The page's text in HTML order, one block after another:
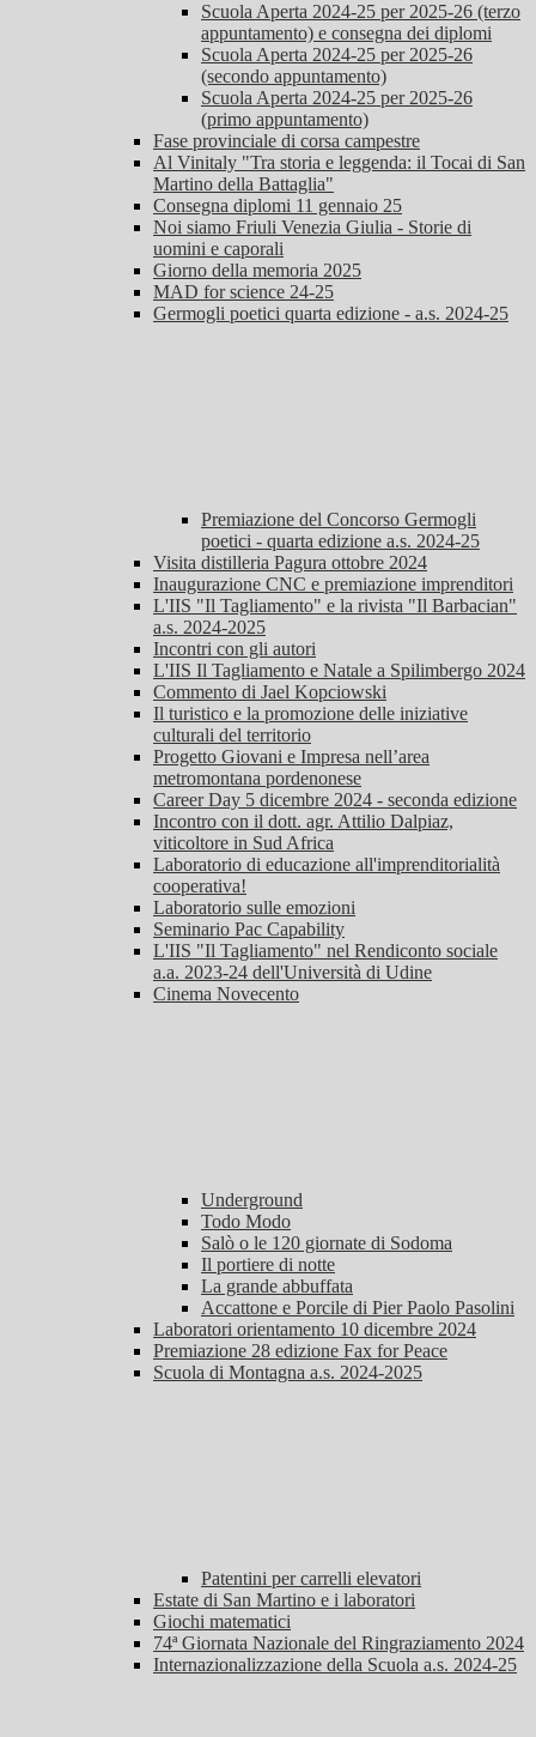
Scuola Aperta 2024-25 per 2025-26 (terzo
appuntamento) e consegna dei diplomi
Scuola Aperta 2024-25 per 2025-26
(secondo appuntamento)
Scuola Aperta 2024-25 per 2025-26
(primo appuntamento)
Fase provinciale di corsa campestre
Al Vinitaly "Tra storia e leggenda: il Tocai di San
Martino della Battaglia"
Consegna diplomi 11 gennaio 25
Noi siamo Friuli Venezia Giulia - Storie di
uomini e caporali
Giorno della memoria 2025
MAD for science 24-25
Germogli poetici quarta edizione - a.s. 2024-25
Premiazione del Concorso Germogli
poetici - quarta edizione a.s. 2024-25
Visita distilleria Pagura ottobre 2024
Inaugurazione CNC e premiazione imprenditori
L'IIS "Il Tagliamento" e la rivista "Il Barbacian"
a.s. 2024-2025
Incontri con gli autori
L'IIS Il Tagliamento e Natale a Spilimbergo 2024
Commento di Jael Kopciowski
Il turistico e la promozione delle iniziative
culturali del territorio
Progetto Giovani e Impresa nell’area
metromontana pordenonese
Career Day 5 dicembre 2024 - seconda edizione
Incontro con il dott. agr. Attilio Dalpiaz,
viticoltore in Sud Africa
Laboratorio di educazione all'imprenditorialità
cooperativa!
Laboratorio sulle emozioni
Seminario Pac Capability
L'IIS "Il Tagliamento" nel Rendiconto sociale
a.a. 2023-24 dell'Università di Udine
Cinema Novecento
Underground
Todo Modo
Salò o le 120 giornate di Sodoma
Il portiere di notte
La grande abbuffata
Accattone e Porcile di Pier Paolo Pasolini
Laboratori orientamento 10 dicembre 2024
Premiazione 28 edizione Fax for Peace
Scuola di Montagna a.s. 2024-2025
Patentini per carrelli elevatori
Estate di San Martino e i laboratori
Giochi matematici
74ª Giornata Nazionale del Ringraziamento 2024
Internazionalizzazione della Scuola a.s. 2024-25